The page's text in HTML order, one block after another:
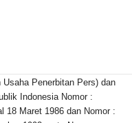
Penerbitan Pers) dan
Indonesia Nomor :
18 Maret 1986 dan Nomor :